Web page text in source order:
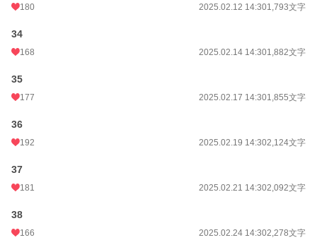
180 2025.02.12 14:301,793文字
34
168 2025.02.14 14:301,882文字
35
177 2025.02.17 14:301,855文字
36
192 2025.02.19 14:302,124文字
37
181 2025.02.21 14:302,092文字
38
166 2025.02.24 14:302,278文字